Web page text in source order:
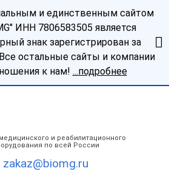
и единственным сайтом
ИНН 7806583505 является
знак зарегистрирован за
остальные сайты и компании
к нам! ...подробнее
и реабилитационного
по всей России
zakaz@biomg.ru